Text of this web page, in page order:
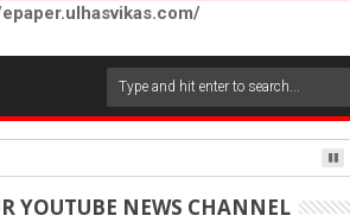
YOUTUBE NEWS CHANNEL